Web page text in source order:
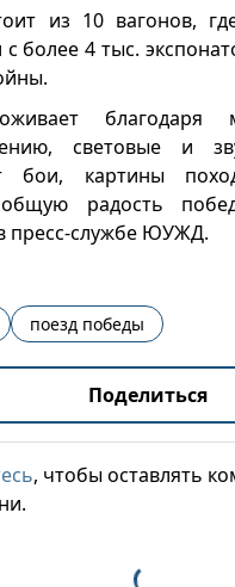
из 10 вагонов,
с более 4 тыс.
благодаря
световые и
бои, картины
радость
пресс-службе ЮУЖД.
поезд победы
Поделиться
, чтобы оставлять